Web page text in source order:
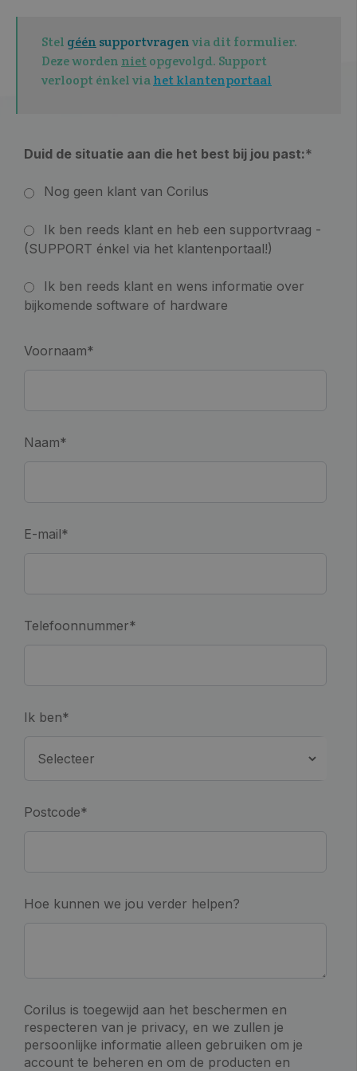
Stel géén supportvragenvia dit formulier.
Deze worden niet opgevolgd. Support
verloopt énkel viahet klantenportaal
Duid de situatie aan die het best bij jou past:*
Nog geen klant van Corilus
Ik ben reeds klant en heb een supportvraag -
(SUPPORT énkel via het klantenportaal!)
Ik ben reeds klant en wens informatie over
bijkomende software of hardware
Voornaam*
Naam*
E-mail*
Telefoonnummer*
Ik ben*
Postcode*
Hoe kunnen we jou verder helpen?
Corilus is toegewijd aan het beschermen en
respecteren van je privacy, en we zullen je
persoonlijke informatie alleen gebruiken om je
account te beheren en om de producten en